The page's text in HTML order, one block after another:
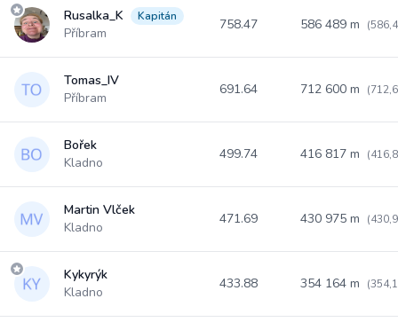
Rusalka_K Kapitán
Příbram
758.47 586 489 m
Tomas_IV
Příbram
691.64 712 600 m
Bořek
Kladno
499.74 416 817 m
Martin Vlček
Kladno
471.69 430 975 m
Kykyrýk
Kladno
433.88 354 164 m